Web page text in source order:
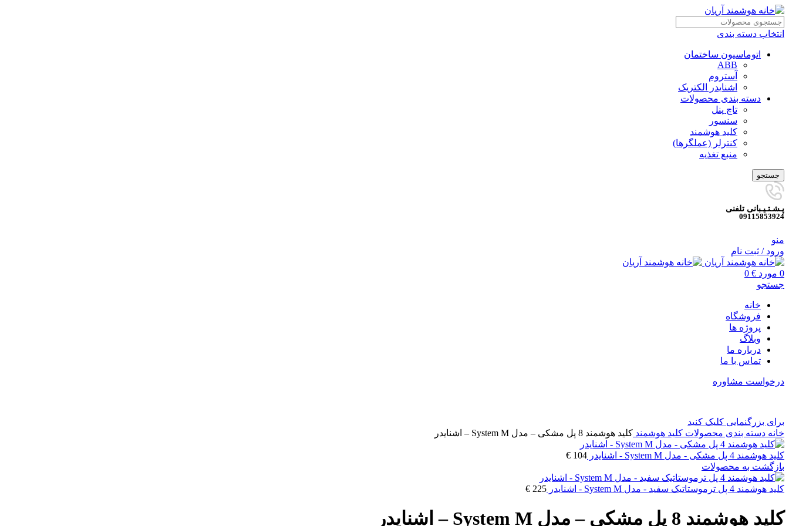
انتخاب دسته بندی
اتوماسیون ساختمان
ABB
آستروم
اشنایدر الکتریک
دسته بندی محصولات
تاچ پنل
سنسور
کلید هوشمند
کنترلر (عملگرها)
منبع تغذیه
جستجو
پـشـتـیـبانی تلفنی
09115853924
منو
ورود / ثبت نام
0 مورد 0 €
جستجو
خانه
فروشگاه
پروژه ها
وبلاگ
درباره ما
تماس با ما
درخواست مشاوره
برای بزرگنمایی کلیک کنید
خانه دسته بندی محصولات کلید هوشمند کلید هوشمند 8 پل مشکی – مدل System M – اشنایدر
کلید هوشمند 4 پل مشکی - مدل System M - اشنایدر 104
€
بازگشت به محصولات
کلید هوشمند 4 پل ترموستاتیک سفید - مدل System M - اشنایدر 225
€
کلید هوشمند 8 پل مشکی – مدل System M – اشنایدر